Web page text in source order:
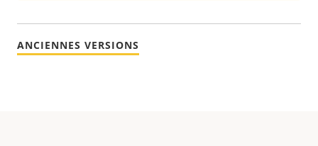
ANCIENNES VERSIONS